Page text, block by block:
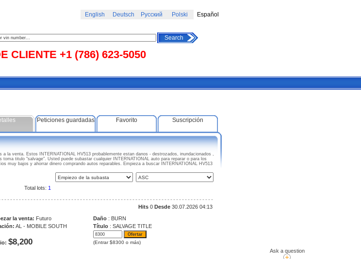
Ask a question
English Deutsch Русский Polski Español
CLIENTE +1 (786) 623-5050
Search
Peticiones guardadas Favorito Suscripción
la venta. Estos INTERNATIONAL HV513 probablemente estan danos - destrozados, inundacionados ,
titulo "salvage". Usted puede subastar cualquier INTERNATIONAL auto para reparar o para los
muy bajos y ahorrar dinero comprando autos reparables. Empieza a buscar INTERNATIONAL HV513
Total lots: 1
Hits 0 Desde 30.07.2026 04:13
la venta: Futuro
AL - MOBILE SOUTH
$8,200
Daño : BURN
Título : SALVAGE TITLE
(Entrar $8300 o más)